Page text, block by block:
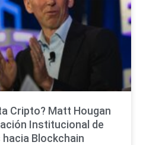
Cripto? Matt Hougan
Institucional de
hacia Blockchain